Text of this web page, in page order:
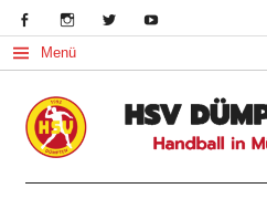
Menü
Handball in Mülheim an der Ruhr